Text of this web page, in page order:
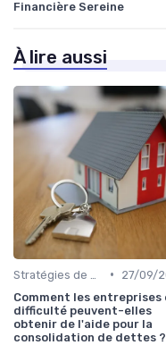
Financière Sereine
À lire aussi
•
27/09/
Comment les entreprises
difficulté peuvent-elles
obtenir de l'aide pour la
consolidation de dettes ?